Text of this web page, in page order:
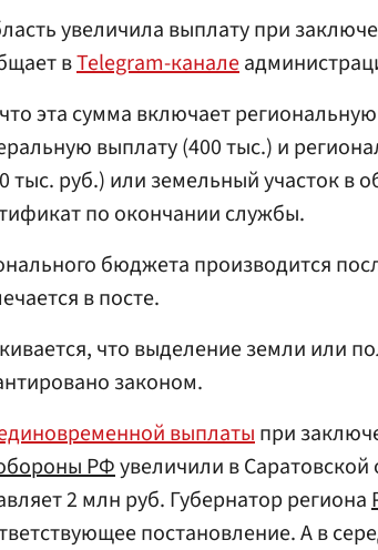
увеличила выплату при
вTelegram-канале
эта сумма включает
выплату (400 тыс.) и
тыс. руб.) или земельный участок в
по окончании службы.
бюджета производится
в посте.
что выделение земли или
законом.
выплатыпри
РФувеличили в Саратовской
2 млн руб. Губернатор региона
постановление. А в